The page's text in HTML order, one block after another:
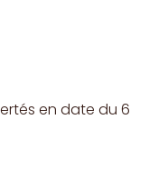
en date du 6